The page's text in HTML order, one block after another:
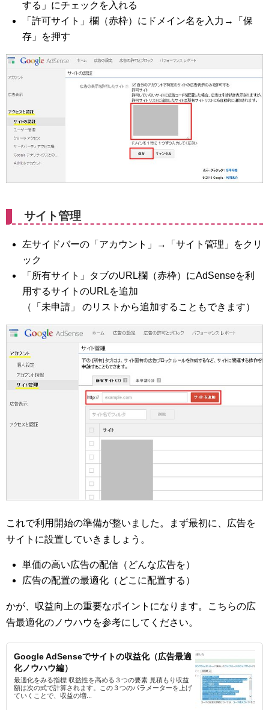
する」にチェックを入れる
「許可サイト」欄（赤枠）にドメイン名を入力→「保
存」を押す
サイト管理
左サイドバーの「アカウント」→「サイト管理」をクリ
ック
「所有サイト」タブのURL欄（赤枠）にAdSenseを利
用するサイトのURLを追加
（「未申請」 のリストから追加することもできます）
これで利用開始の準備が整いました。まず最初に、広告を
サイトに設置していきましょう。
単価の高い広告の配信（どんな広告を）
広告の配置の最適化（どこに配置する）
かが、収益向上の重要なポイントになります。こちらの広
告最適化のノウハウを参考にしてください。
Google AdSenseでサイトの収益化（広告最適
化ノウハウ編）
最適化をみる指標 収益性を高める３つの要素 見積もり収益
額は次の式で計算されます。この３つのパラメーターを上げ
ていくことで、収益の増...